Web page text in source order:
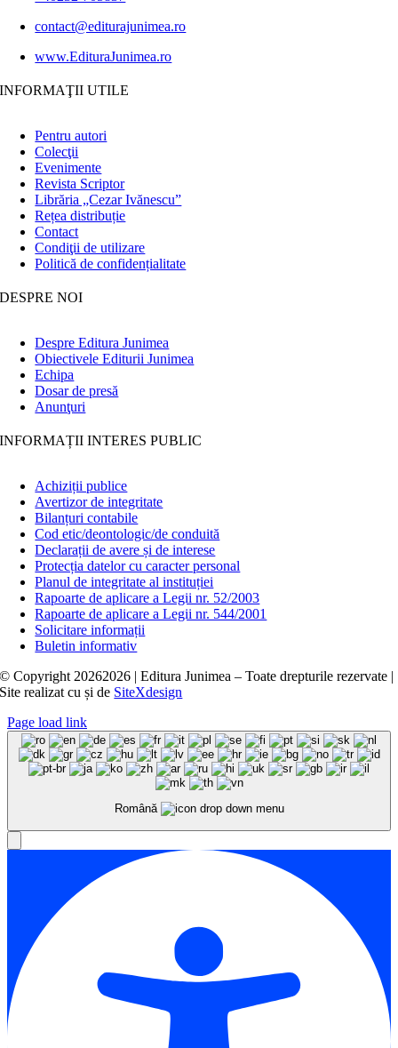
contact@editurajunimea.ro
www.EdituraJunimea.ro
INFORMAŢII UTILE
Pentru autori
Colecţii
Evenimente
Revista Scriptor
Librăria „Cezar Ivănescu”
Rețea distribuție
Contact
Condiţii de utilizare
Politică de confidențialitate
DESPRE NOI
Despre Editura Junimea
Obiectivele Editurii Junimea
Echipa
Dosar de presă
Anunţuri
INFORMAȚII INTERES PUBLIC
Achiziții publice
Avertizor de integritate
Bilanțuri contabile
Cod etic/deontologic/de conduită
Declarații de avere și de interese
Protecția datelor cu caracter personal
Planul de integritate al instituției
Rapoarte de aplicare a Legii nr. 52/2003
Rapoarte de aplicare a Legii nr. 544/2001
Solicitare informații
Buletin informativ
© Copyright 20262026 | Editura Junimea – Toate drepturile rezervate |
Site realizat cușide SiteXdesign
Page load link
Română